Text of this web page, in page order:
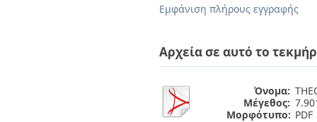
Εμφάνιση πλήρους εγγραφής
Αρχεία σε αυτό το
Όνομα:
Μέγεθος:
Μορφότυπο: PDF